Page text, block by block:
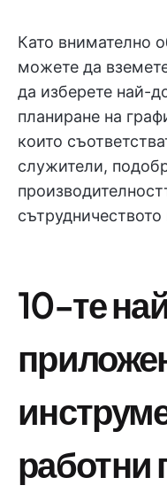
Като внимателно
можете да
да изберете най-
планиране на
които
служители,
сътрудничеството
10-те
работни